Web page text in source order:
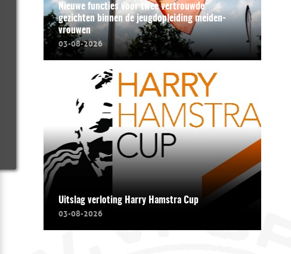
Nieuwe functies voor twee vertrouwde
gezichten binnen de jeugdopleiding meiden-
vrouwen
03-08-2026
Uitslag verloting Harry Hamstra Cup
03-08-2026